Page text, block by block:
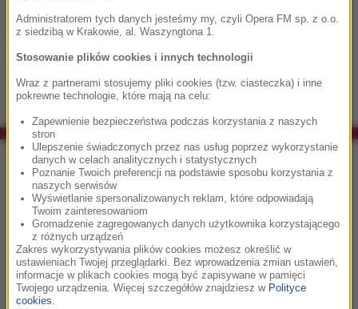
Ten intensywny dzień zakończyliśmy w Klubie Kwadrat
słuchając elektronicznych dźwięków z szalonych lat 70. i 80.
w wykonaniu Kebu .
Co było grane w RMF Classic?
10:04
Giuseppe Verdi
Traviata (Libiamo)
10:07
Administratorem tych danych jesteśmy my, czyli Opera FM sp. z o.o.
z siedzibą w Krakowie, al. Waszyngtona 1.
Stosowanie plików cookies i innych technologii
Wraz z partnerami stosujemy pliki cookies (tzw. ciasteczka) i inne
pokrewne technologie, które mają na celu:
Zapewnienie bezpieczeństwa podczas korzystania z naszych
stron
Ulepszenie świadczonych przez nas usług poprzez wykorzystanie
danych w celach analitycznych i statystycznych
Poznanie Twoich preferencji na podstawie sposobu korzystania z
naszych serwisów
Wyświetlanie spersonalizowanych reklam, które odpowiadają
Twoim zainteresowaniom
Gromadzenie zagregowanych danych użytkownika korzystającego
z różnych urządzeń
Zakres wykorzystywania plików cookies możesz określić w
ustawieniach Twojej przeglądarki. Bez wprowadzenia zmian ustawień,
informacje w plikach cookies mogą być zapisywane w pamięci
Twojego urządzenia. Więcej szczegółów znajdziesz w Polityce
cookies